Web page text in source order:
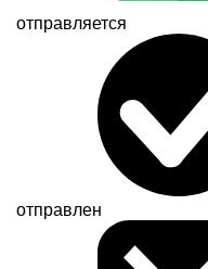
отправляется
отправлен